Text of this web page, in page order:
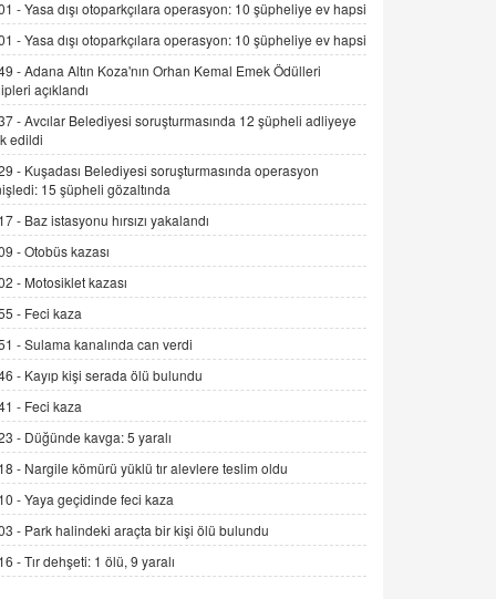
hukukun gelişimi
15.09.2025 16:17
SEHER EREK
Kış Ayları Geldi, Hangi Önlemler
Alınmalı?
İNCİ GÜL AKÖL
Trump Keşke Adana'yı da Ziyaret Etse...
06.07.2026 13:00
ADEM AKÖL
Esed Destekçilerinin Yüzüne Vurulan
Şamar: Sednaya
11.12.2024 12:30
DR. EKREM ASLAN
Gerçek Ne, Algı Ne? "Beraber
Yürüyoruz" Cümlesinin Peşinden
19.07.2025 12:45
GÖNÜL MENEKŞE
Şifacının Yolu
04.11.2025 12:56
-Yasa dışı otoparkçılara operasyon: 10 şüpheliye ev hapsi
-Yasa dışı otoparkçılara operasyon: 10 şüpheliye ev hapsi
-Adana Altın Koza'nın Orhan Kemal Emek Ödülleri
açıklandı
-Avcılar Belediyesi soruşturmasında 12 şüpheli adliyeye
edildi
- Kuşadası Belediyesi soruşturmasında operasyon
15 şüpheli gözaltında
- Baz istasyonu hırsızı yakalandı
-Otobüs kazası
- Motosiklet kazası
- Feci kaza
-Sulama kanalında can verdi
- Kayıp kişi serada ölü bulundu
- Feci kaza
- Düğünde kavga: 5 yaralı
- Nargile kömürü yüklü tır alevlere teslim oldu
-Yaya geçidinde feci kaza
- Park halindeki araçta bir kişi ölü bulundu
-Tır dehşeti: 1 ölü, 9 yaralı